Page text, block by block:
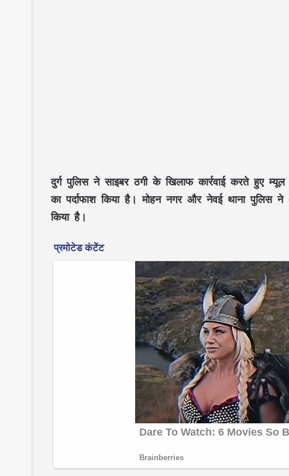
दुर्ग पुलिस ने साइबर ठगी के खिलाफ कार्रवाई करते हुए
का पर्दाफाश किया है। मोहन नगर और नेवई थाना पुलिस
किया है।